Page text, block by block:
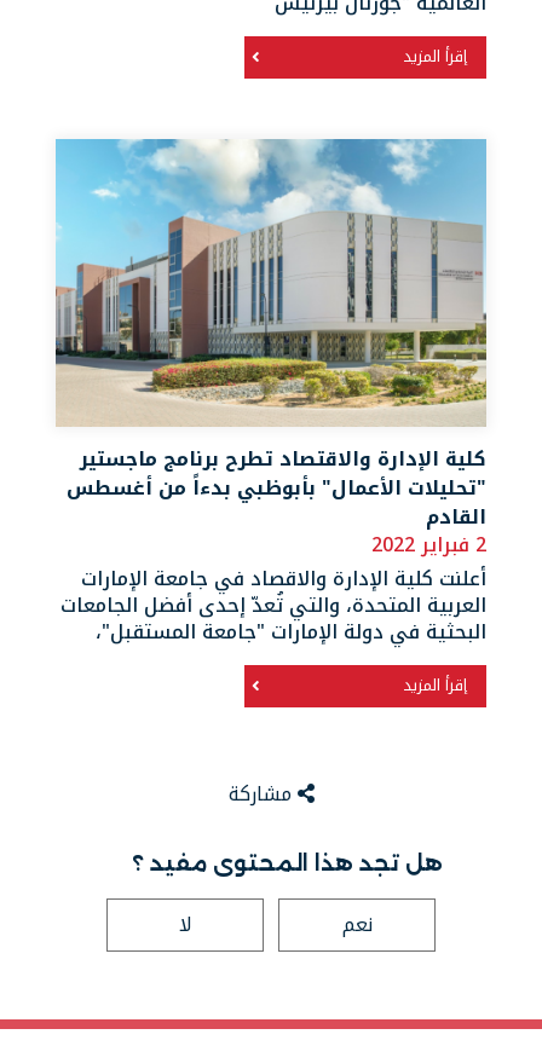
إقرأ المزيد
كلية الإدارة والاقتصاد تطرح برنامج ماجستير
"تحليلات الأعمال" بأبوظبي بدءاً من أغسطس
القادم
2 فبراير 2022
أعلنت كلية الإدارة والاقصاد في جامعة الإمارات
العربية المتحدة، والتي تُعدّ إحدى أفضل الجامعات
البحثية في دولة الإمارات "جامعة المستقبل"،
إقرأ المزيد
مشاركة
هل تجد هذا المحتوى مفيد ؟
نعم لا